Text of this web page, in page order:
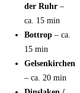
der Ruhr –
ca. 15 min
Bottrop – ca.
15 min
Gelsenkirchen
– ca. 20 min